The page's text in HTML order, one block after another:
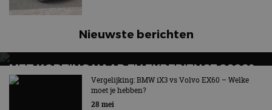
Nieuwste berichten
MET KORTING NAAR EV EXPERIENCE 2026?
AUTORAI REGELT HET!
EV Experience 2026 van 24 tot 26 september
Vergelijking: BMW iX3 vs Volvo EX60 – Welke
moet je hebben?
28 mei